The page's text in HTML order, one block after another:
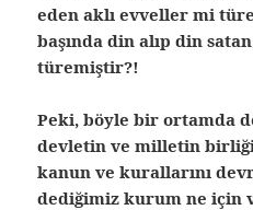
eden aklı evveller mi
başında din alıp din
türemiştir?!
Peki, böyle bir ortamda
devletin ve milletin birliği
kanun ve kurallarını
dediğimiz kurum ne için